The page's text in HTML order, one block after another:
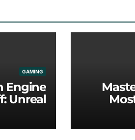
GAMING
Engine
Unreal